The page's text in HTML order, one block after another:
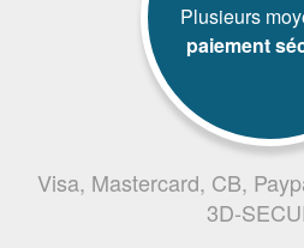
Plusieurs
paiement
Visa, Mastercard, CB,
3D-